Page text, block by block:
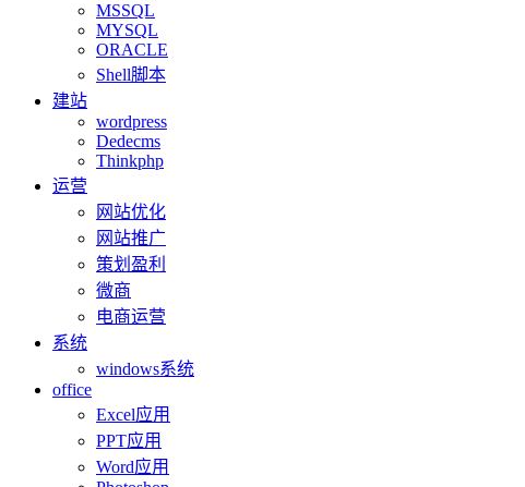
MSSQL
MYSQL
ORACLE
Shell脚本
建站
wordpress
Dedecms
Thinkphp
运营
网站优化
网站推广
策划盈利
微商
电商运营
系统
windows系统
office
Excel应用
PPT应用
Word应用